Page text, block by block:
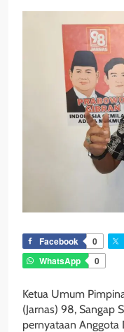
Facebook 0
WhatsApp
0
Ketua Umum
(Jarnas) 98, Sangap
pernyataan Anggota